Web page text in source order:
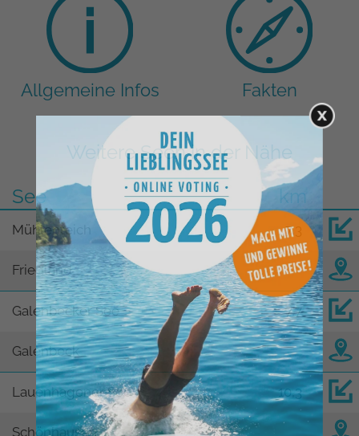
Allgemeine Infos Fakten
Weitere Seen in der Nähe
See
km
Mühlenteich 7,3
Friedland
Galenbecker See 7,7
Galenbeck
Lauenhagener See 10,3
Schönhausen